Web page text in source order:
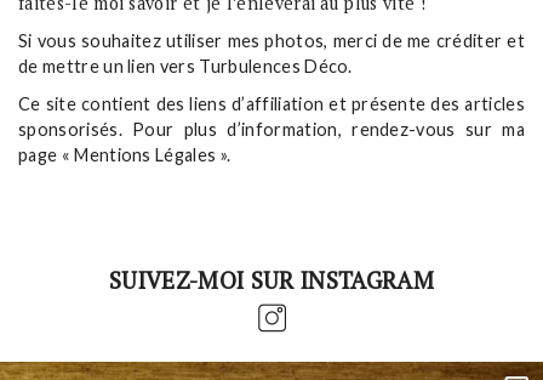
Si vous souhaitez utiliser mes photos, merci de me créditer et
de mettre un lien vers Turbulences Déco.
Ce site contient des liens d’affiliation et présente des articles
sponsorisés. Pour plus d’information, rendez-vous sur ma
page « Mentions Légales ».
SUIVEZ-MOI SUR INSTAGRAM